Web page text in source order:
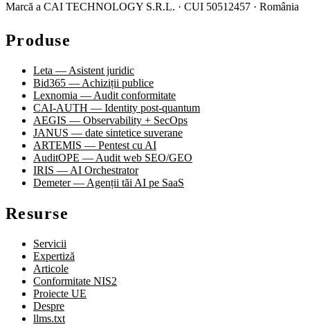
Marcă a CAI TECHNOLOGY S.R.L. · CUI 50512457 · România
Produse
Leta — Asistent juridic
Bid365 — Achiziții publice
Lexnomia — Audit conformitate
CAI-AUTH — Identity post-quantum
AEGIS — Observability + SecOps
JANUS — date sintetice suverane
ARTEMIS — Pentest cu AI
AuditOPE — Audit web SEO/GEO
IRIS — AI Orchestrator
Demeter — Agenții tăi AI pe SaaS
Resurse
Servicii
Expertiză
Articole
Conformitate NIS2
Proiecte UE
Despre
llms.txt